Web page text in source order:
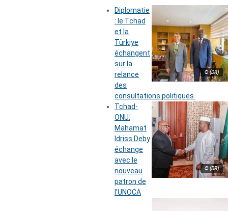
© (DR)
Diplomatie
: le Tchad
et la
Türkiye
échangent
sur la
relance
des
consultations politiques
© (DR)
Tchad-
ONU:
Mahamat
Idriss Deby
échange
avec le
nouveau
patron de
l’UNOCA